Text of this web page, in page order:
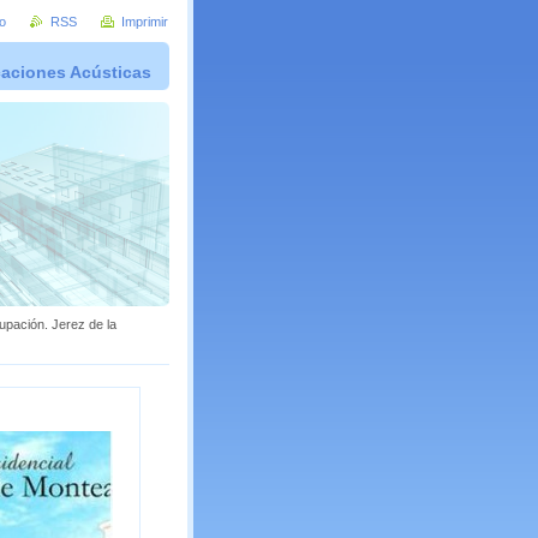
Acústicas
Jerez de la
RSS Imprimir